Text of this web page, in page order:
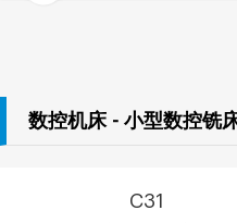
数控机床 - 小型数控铣
C31